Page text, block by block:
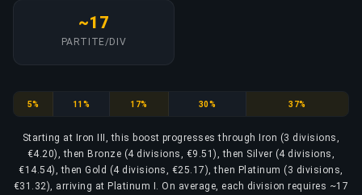
~17
PARTITE/DIV
Iron
5% Bronze
11% Silver
17% Gold
30% Platinum
37%
Starting at Iron III, this boost progresses through Iron (3 divisions,
€4.20), then Bronze (4 divisions, €9.51), then Silver (4 divisions,
€14.54), then Gold (4 divisions, €25.17), then Platinum (3 divisions,
€31.32), arriving at Platinum I. On average, each division requires ~17